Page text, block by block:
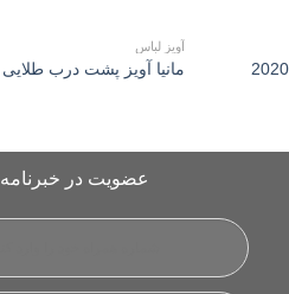
آویز لباس
مانیا آويز پشت درب طلايی 202030
عضویت در خبرنامه